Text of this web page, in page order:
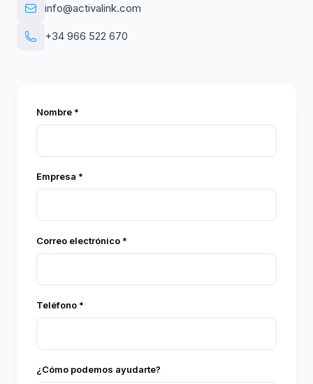
info@activalink.com
+34 966 522 670
Nombre *
Empresa *
Correo electrónico *
Teléfono *
¿Cómo podemos ayudarte?